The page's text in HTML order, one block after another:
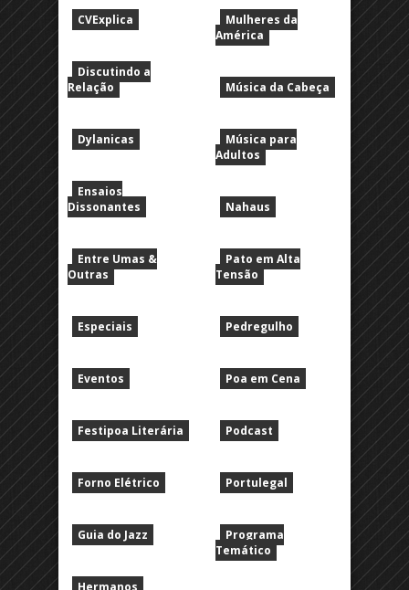
CVExplica
Discutindo a
Relação
Dylanicas
Ensaios
Dissonantes
Entre Umas &
Outras
Especiais
Eventos
Festipoa Literária
Forno Elétrico
Guia do Jazz
Hermanos
Mulheres da
América
Música da Cabeça
Música para
Adultos
Nahaus
Pato em Alta
Tensão
Pedregulho
Poa em Cena
Podcast
Portulegal
Programa
Temático